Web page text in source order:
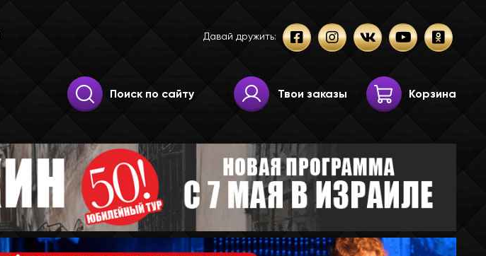
Давай дружить:
Искать:
Поиск
Твои заказы Корзина